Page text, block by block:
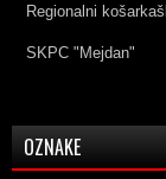
Regionalni
SKPC "Mejdan"
OZNAKE